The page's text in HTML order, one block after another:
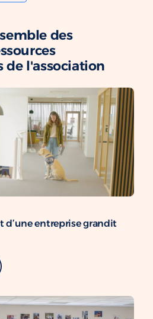
des
de l'association
d’une entreprise grandit